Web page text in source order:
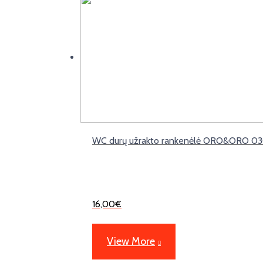
WC durų užrakto rankenėlė ORO&ORO
16,00€
View More